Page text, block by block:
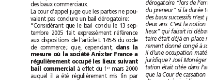
des baux commerciaux.
La cour d’appel juge que les parties ne pou-
vaient pas conclure un bail dérogatoire:
“Considérant que le bail conclu le 13sep-
tembre 2005 fait expressément référence
aux dispositions de l’article L 145-5 du code
de commerce; que, cependant,
dans la
mesure où la société Anixter France a
régulièrement occupé les lieux suivant
bail commercial à effet du 1 er mars 2000
auquel il a été régulièrement mis fin par